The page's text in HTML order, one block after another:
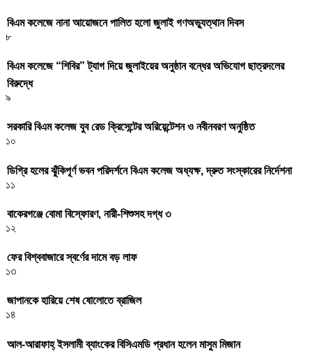
বিএম কলেজে নানা আয়োজনে পালিত হলো জুলাই গণঅভ্যুত্থান দিবস
৮
বিএম কলেজে “শিবির” ট্যাগ দিয়ে জুলাইয়ের অনুষ্ঠান বন্ধের অভিযোগ ছাত্রদলের
বিরুদ্ধে
৯
সরকারি বিএম কলেজ যুব রেড ক্রিসেন্টের অরিয়েন্টেশন ও নবীনবরণ অনুষ্ঠিত
১০
ডিগ্রি হলের ঝুঁকিপূর্ণ ভবন পরিদর্শনে বিএম কলেজ অধ্যক্ষ, দ্রুত সংস্কারের নির্দেশনা
১১
বাকেরগঞ্জে বোমা বিস্ফোরণ, নারী-শিশুসহ দগ্ধ ৩
১২
ফের বিশ্ববাজারে স্বর্ণের দামে বড় লাফ
১৩
জাপানকে হারিয়ে শেষ ষোলোতে ব্রাজিল
১৪
আল-আরাফাহ্ ইসলামী ব্যাংকের বিসিএমডি প্রধান হলেন মাসুম মিজান